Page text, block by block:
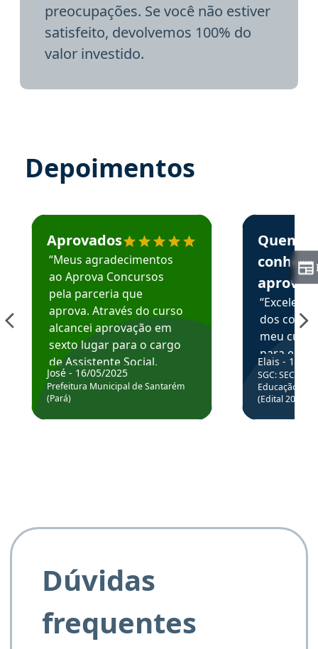
preocupações. Se você não estiver
satisfeito, devolvemos 100% do
valor investido.
Depoimentos
Estudante José recomenda o Aprova Concursos em
Aprovados
“Meus agradecimentos
ao Aprova Concursos
pela parceria que
aprova. Através do curso
alcancei aprovação em
sexto lugar para o cargo
de Assistente Social.
Hoje estou atuando na
Prefeitura de Santarém.
José - 16/05/2025
Prefeitura Municipal de Santarém
(Pará)
Estudante
Quem
aprova
dos
meu
para
colocar
através
de
Elais - 15/
SGC: SEC BA
Educação
(Edital
Dúvidas
frequentes